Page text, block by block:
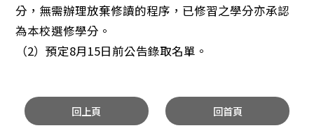
分，無需辦理放棄修讀的程序，已修習之學分亦承認
為本校選修學分。
（2）預定8月15日前公告錄取名單。
回上頁 回首頁